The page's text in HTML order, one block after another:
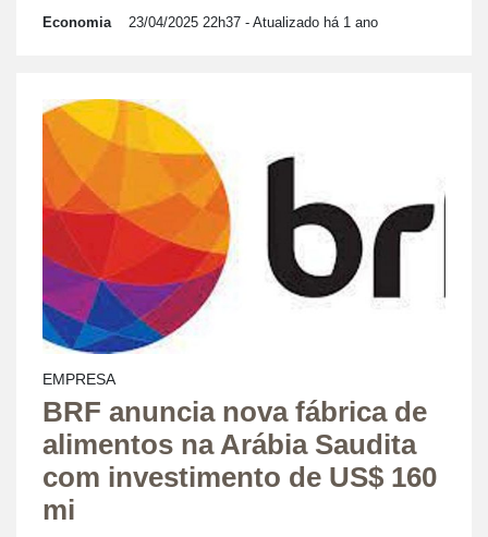
Economia 23/04/2025 22h37 - Atualizado há 1 ano
EMPRESA
BRF anuncia nova fábrica de
alimentos na Arábia Saudita
com investimento de US$ 160
mi